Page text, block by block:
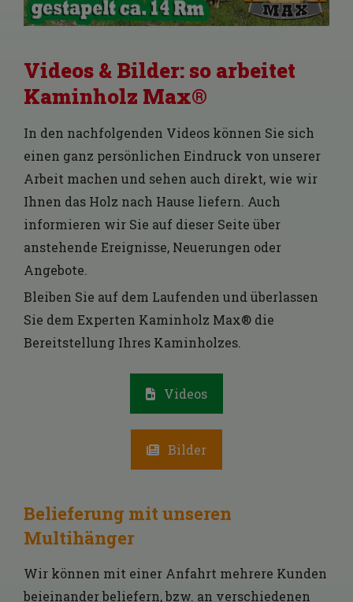
Videos & Bilder: so arbeitet
Kaminholz Max®
In den nachfolgenden Videos können Sie sich
einen ganz persönlichen Eindruck von unserer
Arbeit machen und sehen auch direkt, wie wir
Ihnen das Holz nach Hause liefern. Auch
informieren wir Sie auf dieser Seite über
anstehende Ereignisse, Neuerungen oder
Angebote.
Bleiben Sie auf dem Laufenden und überlassen
Sie dem Experten Kaminholz Max® die
Bereitstellung Ihres Kaminholzes.
Videos
Bilder
Belieferung mit unseren
Multihänger
Wir können mit einer Anfahrt mehrere Kunden
beieinander beliefern, bzw. an verschiedenen